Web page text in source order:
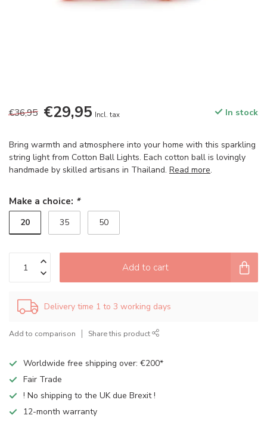
€36,95 €29,95 Incl. tax In stock
Bring warmth and atmosphere into your home with this sparkling
string light from Cotton Ball Lights. Each cotton ball is lovingly
handmade by skilled artisans in Thailand. Read more.
Make a choice: *
20 35 50
Add to cart
Delivery time 1 to 3 working days
Add to comparison Share this product
Worldwide free shipping over: €200*
Fair Trade
! No shipping to the UK due Brexit !
12-month warranty